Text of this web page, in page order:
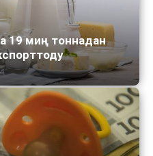
19 миң тоннадан